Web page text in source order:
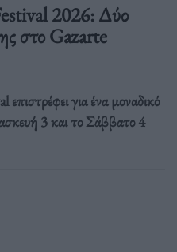
2026: Δύο
στο Gazarte
για ένα μοναδικό
3 και το Σάββατο 4